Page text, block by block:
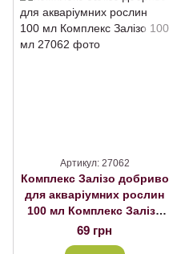
Артикул: 27062
Комплекс Залізо добриво
для акваріумних рослин
100 мл Комплекс Залізо
100 мл
69 грн